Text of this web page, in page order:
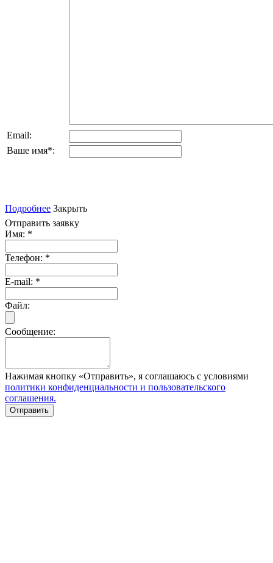
Email:
Ваше имя*:
Подробнее Закрыть
Отправить заявку
Имя: *
Телефон: *
E-mail: *
Файл:
Сообщение:
Нажимая кнопку «Отправить», я соглашаюсь с условиями
политики конфиденциальности и пользовательского
соглашения.
Отправить